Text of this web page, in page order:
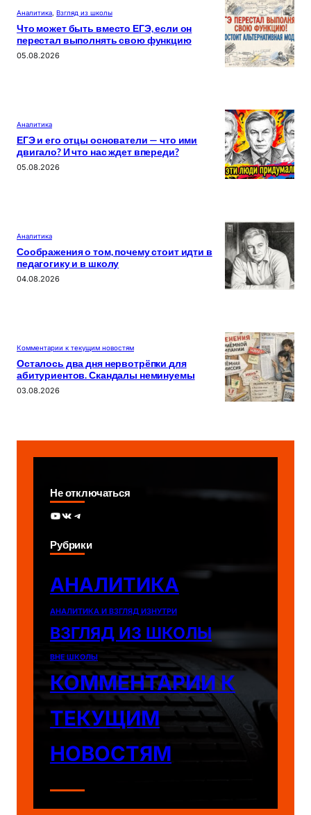
Аналитика Взгляд из школы
Что может быть вместо ЕГЭ, если он
перестал выполнять свою функцию
05.08.2026
Аналитика
ЕГЭ и его отцы основатели — что ими
двигало? И что нас ждет впереди?
05.08.2026
Аналитика
Соображения о том, почему стоит идти в
педагогику и в школу
04.08.2026
Комментарии к текущим новостям
Осталось два дня нервотрёпки для
абитуриентов. Скандалы неминуемы
03.08.2026
Не отключаться
YouTube ВКонтакте Telegram
Рубрики
АНАЛИТИКА
АНАЛИТИКА И ВЗГЛЯД ИЗНУТРИ
ВЗГЛЯД ИЗ ШКОЛЫ
ВНЕ ШКОЛЫ
КОММЕНТАРИИ К
ТЕКУЩИМ
НОВОСТЯМ